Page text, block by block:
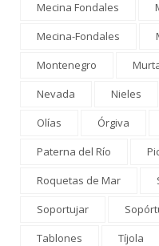
Mecina Fondales
Mecina-Fondales
Montenegro
Nevada
Nieles
Olías
Órgiva
Paterna del Río
Roquetas de Mar
Soportujar
Tablones
Tíjola